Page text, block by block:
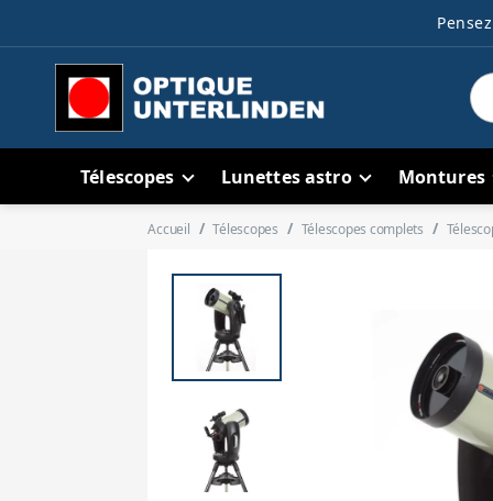
Télescopes Lunettes astro Montures
Accueil Télescopes Télescopes complets